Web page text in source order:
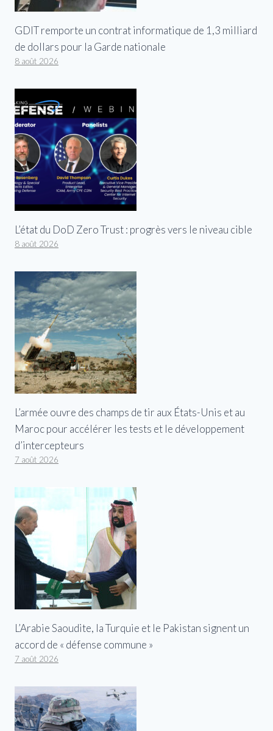
GDIT remporte un contrat informatique de 1,3 milliard
de dollars pour la Garde nationale
8 août 2026
L’état du DoD Zero Trust : progrès vers le niveau cible
8 août 2026
L’armée ouvre des champs de tir aux États-Unis et au
Maroc pour accélérer les tests et le développement
d’intercepteurs
7 août 2026
L’Arabie Saoudite, la Turquie et le Pakistan signent un
accord de « défense commune »
7 août 2026